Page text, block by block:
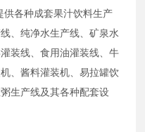
各种成套果汁饮料生产
、纯净水生产线、矿泉水
装线、食用油灌装线、牛
、酱料灌装机、易拉罐饮
生产线及其各种配套设